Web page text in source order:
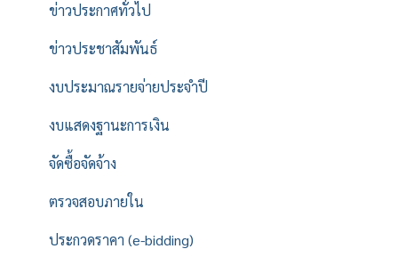
ข่าวประกาศทั่วไป
ข่าวประชาสัมพันธ์
งบประมาณรายจ่ายประจำปี
งบแสดงฐานะการเงิน
จัดซื้อจัดจ้าง
ตรวจสอบภายใน
ประกวดราคา (e-bidding)